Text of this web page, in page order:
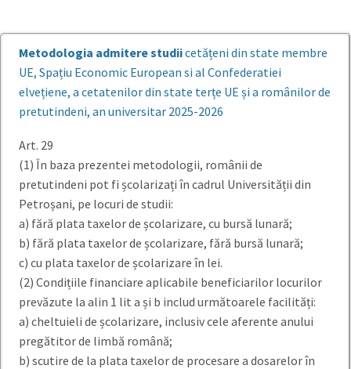
Metodologia admiterestudiicetățeni din state membre
UE, Spațiu Economic European si al Confederatiei
elvețiene, a cetatenilor din state terțe UE și a românilor de
pretutindeni, an universitar 2025-2026
Art. 29
(1) În baza prezentei metodologii, românii de
pretutindeni pot fi școlarizați în cadrul Universității din
Petroșani, pe locuri de studii:
a) fără plata taxelor de școlarizare, cu bursă lunară;
b) fără plata taxelor de școlarizare, fără bursă lunară;
c) cu plata taxelor de școlarizare în lei.
(2) Condițiile financiare aplicabile beneficiarilor locurilor
prevăzute la alin 1 lit a și b includ următoarele facilități:
a) cheltuieli de școlarizare, inclusiv cele aferente anului
pregătitor de limbă română;
b) scutire de la plata taxelor de procesare a dosarelor în